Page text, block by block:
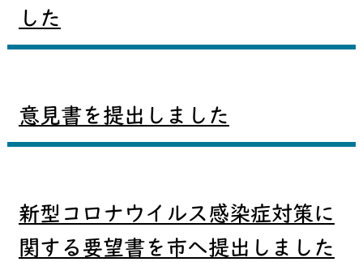
した
意見書を提出しました
新型コロナウイルス感染症対策に
関する要望書を市へ提出しました